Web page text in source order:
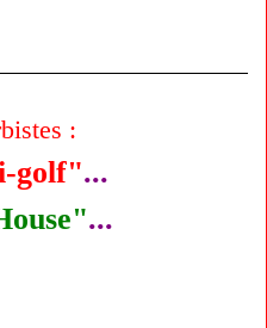
:
golf"...
...